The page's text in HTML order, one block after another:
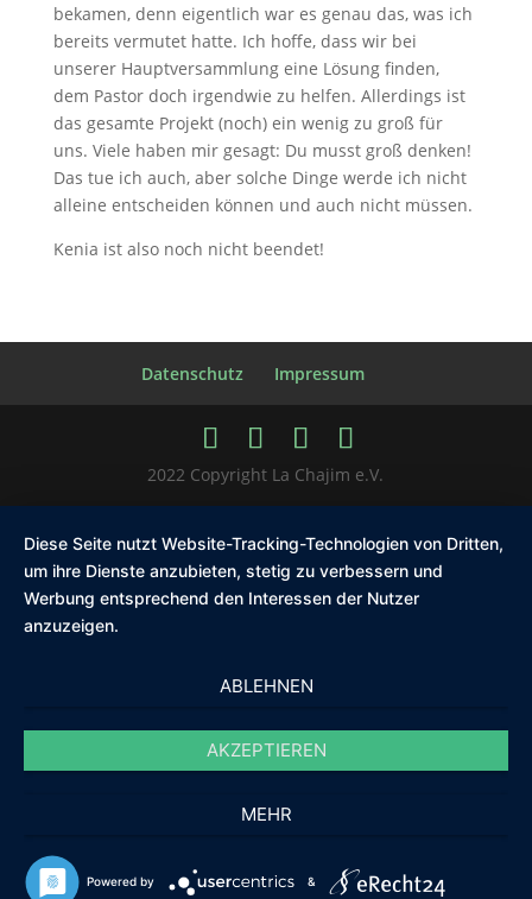
bekamen, denn eigentlich war es genau das, was ich
bereits vermutet hatte. Ich hoffe, dass wir bei
unserer Hauptversammlung eine Lösung finden,
dem Pastor doch irgendwie zu helfen. Allerdings ist
das gesamte Projekt (noch) ein wenig zu groß für
uns. Viele haben mir gesagt: Du musst groß denken!
Das tue ich auch, aber solche Dinge werde ich nicht
alleine entscheiden können und auch nicht müssen.
Kenia ist also noch nicht beendet!
Datenschutz Impressum
2022 Copyright La Chajim e.V.
Diese Seite nutzt Website-Tracking-Technologien von Dritten,
um ihre Dienste anzubieten, stetig zu verbessern und
Werbung entsprechend den Interessen der Nutzer
anzuzeigen.
ABLEHNEN
AKZEPTIEREN
MEHR
Powered by &